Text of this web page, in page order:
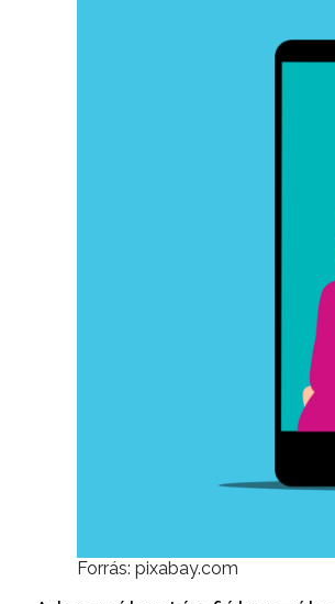
Forrás: pixabay.com